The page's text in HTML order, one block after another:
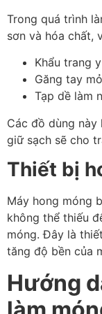
Trong quá trình
sơn và hóa chất,
Khẩu trang
Găng tay
Tạp dề làm
Các đồ dùng
giữ sạch sẽ cho
Thiết bị
Máy hong móng
không thể thiếu
móng. Đây là
tăng độ bền của
Hướng